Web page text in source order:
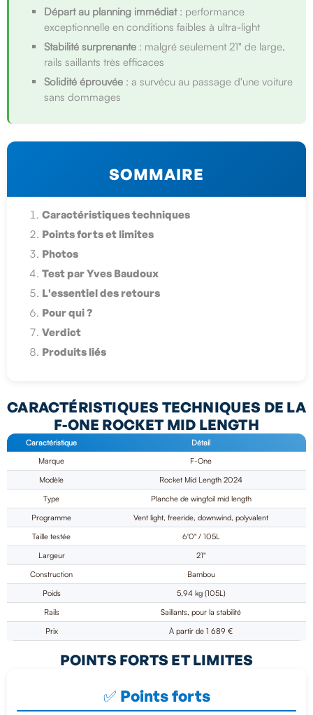
Départ au planning immédiat: performance
exceptionnelle en conditions faibles à ultra-light
Stabilité surprenante : malgré seulement 21" de large,
rails saillants très efficaces
Solidité éprouvée : a survécu au passage d'une voiture
sans dommages
SOMMAIRE
Caractéristiques techniques
Points forts et limites
Photos
Test par Yves Baudoux
L'essentiel des retours
Pour qui ?
Verdict
Produits liés
CARACTÉRISTIQUES TECHNIQUES DE LA
F-ONE ROCKET MID LENGTH
Caractéristique
Détail
Marque
F-One
Modèle
Rocket Mid Length 2024
Type
Planche de wingfoil mid length
Programme
Vent light, freeride, downwind, polyvalent
Taille testée
6'0" / 105L
Largeur
21"
Construction
Bambou
Poids
5,94 kg (105L)
Rails
Saillants, pour la stabilité
Prix
À partir de 1 689 €
POINTS FORTS ET LIMITES
✅ Points forts